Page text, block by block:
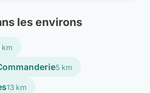
les environs
km
5 km
13 km